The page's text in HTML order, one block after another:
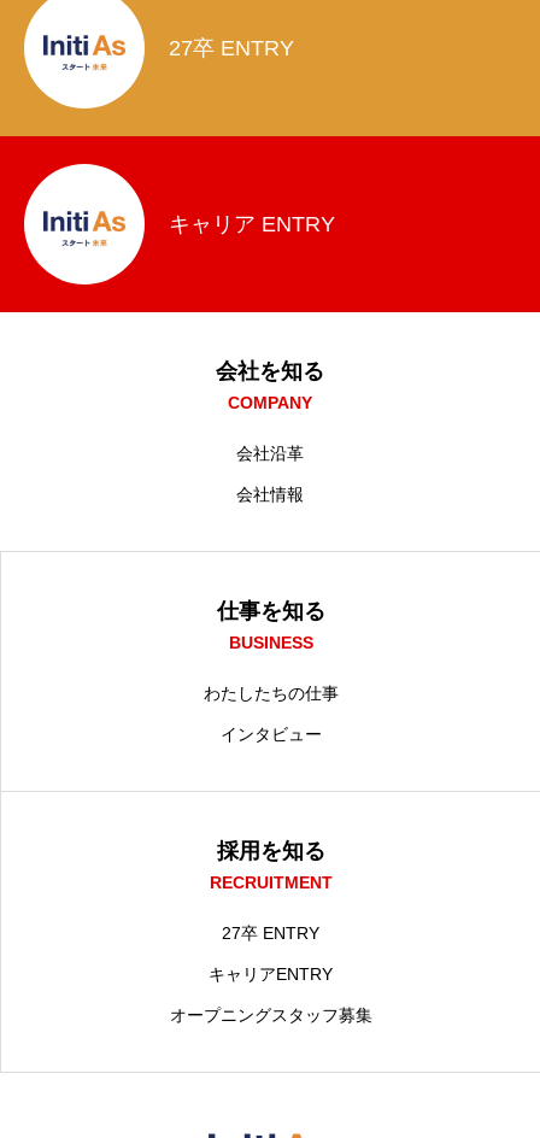
27卒 ENTRY
キャリア ENTRY
会社を知る
COMPANY
会社沿革
会社情報
仕事を知る
BUSINESS
わたしたちの仕事
インタビュー
採用を知る
RECRUITMENT
27卒 ENTRY
キャリアENTRY
オープニングスタッフ募集